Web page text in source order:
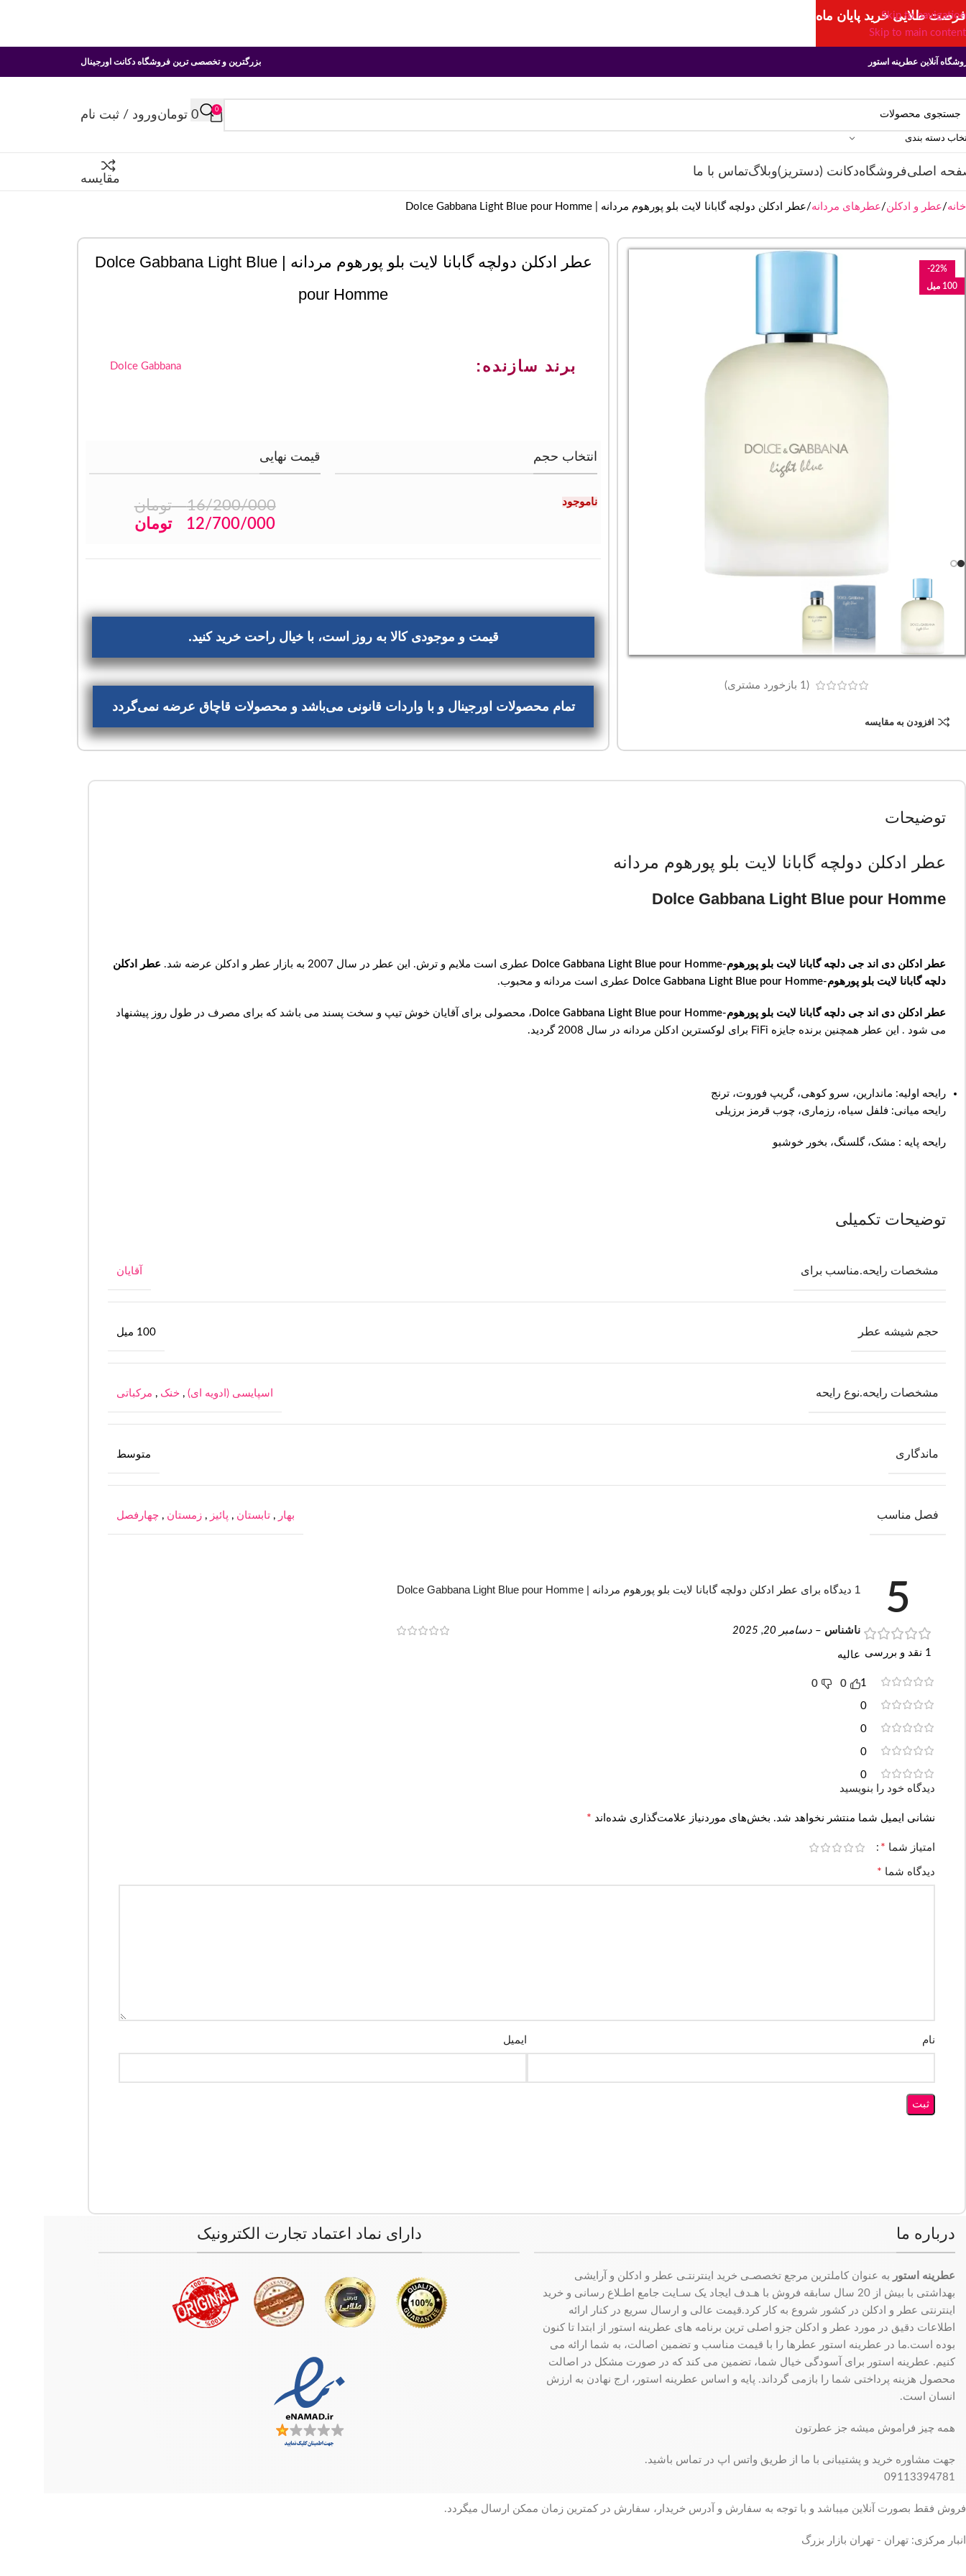
Skip to navigation
Skip to main content
آنلاین عطرینه استور بزرگترین و تخصصی ترین فروشگاه دکانت اورجینال
دسته بندی
0
0 تومانورود / ثبت نام
اصلیفروشگاهدکانت (دستریز)وبلاگتماس با ما
مقایسه
خانه عطر و ادکلن عطرهای مردانه عطر ادکلن دولچه گابانا لایت بلو پورهوم مردانه | Dolce Gabbana Light Blue pour Homme
-22%
100 میل
(
1 بازخورد مشتری)
افزودن به مقایسه
عطر ادکلن دولچه گابانا لایت بلو پورهوم مردانه | Dolce Gabbana Light Blue
pour Homme
برند سازنده: Dolce Gabbana
انتخاب حجم
ناموجود
قیمت نهایی
16/200/000
تومان
12/700/000
تومان
قیمت و موجودی کالا به روز است، با خیال راحت خرید کنید.
تمام محصولات اورجینال و با واردات قانونی می‌باشد و محصولات قاچاق عرضه نمی‌گردد
توضیحات
عطر ادکلن دولچه گابانا لایت بلو پورهوم مردانه
Dolce Gabbana Light Blue pour Homme
عطر ادکلن دی اند جی دلچه گابانا لایت بلو پورهوم-Dolce Gabbana Light Blue pour Homme عطری است ملایم و ترش. این عطر در سال 2007 به بازار عطر و ادکلن عرضه شد.
عطر ادکلن
دلچه گابانا لایت بلو پورهوم-Dolce Gabbana Light Blue pour Homme
عطری است مردانه و محبوب.
عطر ادکلن دی اند جی دلچه گابانا لایت بلو پورهوم-Dolce Gabbana Light Blue pour Homme
، محصولی برای آقایان خوش تیپ و سخت پسند می باشد که برای مصرف در طول روز پیشنهاد
می شود . این عطر همچنین برنده جایزه FiFi برای لوکسترین ادکلن مردانه در سال 2008 گردید.
رایحه اولیه: ماندارین، سرو کوهی، گریپ فوروت، ترنج
رایحه میانی: فلفل سیاه، رزماری، چوب قرمز برزیلی
رایحه پایه : مشک، گلسنگ، بخور خوشبو
توضیحات تکمیلی
مشخصات رایحه.مناسب برای آقایان
حجم شیشه عطر 100 میل
مشخصات رایحه.نوع رایحه اسپایسی (ادویه ای) , خنک , مرکباتی
ماندگاری متوسط
فصل مناسب بهار , تابستان , پائیز , زمستان , چهارفصل
5
1 نقد و بررسی
1
0
0
0
0
1 دیدگاه برای عطر ادکلن دولچه گابانا لایت بلو پورهوم مردانه | Dolce Gabbana Light Blue pour Homme
ناشناس – دسامبر 20, 2025
عالیه
0
0
دیدگاه خود را بنویسید
نشانی ایمیل شما منتشر نخواهد شد. بخش‌های موردنیاز علامت‌گذاری شده‌اند *
امتیاز شما *
دیدگاه شما *
نام ایمیل
درباره ما
عطرینه استور به عنوان کاملترین مرجع تخصصـی خرید اینترنتـی عطر و ادکلن و آرایشی
بهداشتی با بیش از 20 سال سابقه فروش با هـدف ایجاد یک سـایت جامع اطـلاع رسانی و خرید
اینترنتی عطر و ادکلن در کشور شروع به کار کرد.قیمت عالی و ارسال سریع در کنار ارائه
اطلاعات دقیق در مورد عطر و ادکلن جزو اصلی ترین برنامه های عطرینه استور از ابتدا تا کنون
بوده است.ما در عطرینه استور عطرها را با قیمت مناسب و تضمین اصالت، به شما ارائه می
کنیم. عطرینه استور برای آسودگی خیال شما، تضمین می کند که در صورت مشکل در اصالت
محصول هزینه پرداختی شما را بازمی گرداند. پایه و اساس عطرینه استور، ارج نهادن به ارزش
انسان است.
همه چیز فراموش میشه جز عطرتون
جهت مشاوره خرید و پشتیبانی با ما از طریق واتس اپ در تماس باشید.
09113394781
دارای نماد اعتماد تجارت الکترونیک
فروش فقط بصورت آنلاین میباشد و با توجه به سفارش و آدرس خریدار، سفارش در کمترین زمان ممکن ارسال میگردد.
انبار مرکزی: تهران - تهران بازار بزرگ
فرصت طلایی خرید پایان ماه